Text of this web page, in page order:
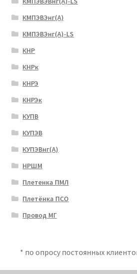
КМПЭВЭнг(А)
КМПЭВЭнг(А)-LS
КНР
КНРк
КНРЭ
КНРЭк
КУПВ
КУПЭВ
КУПЭВнг(А)
НРШМ
Плетенка ПМЛ
Плетёнка ПСО
Провод МГ
* по опросу постоянных